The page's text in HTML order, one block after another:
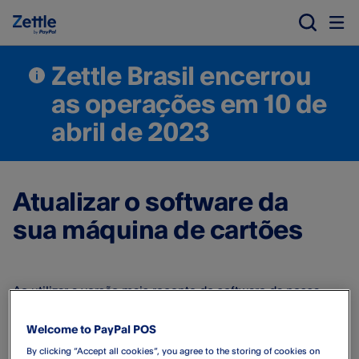
Zettle Brasil encerrou
as operações em 10 de
abril de 2023
Atualizar o software da
sua máquina de cartões
Ao utilizar a versão mais recente do software da nossa
utilização do seu produto.
Welcome to PayPal POS
By clicking “Accept all cookies”, you agree to the storing of cookies on